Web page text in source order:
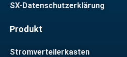
SX-Datenschutzerklärung
Produkt
Stromverteilerkasten